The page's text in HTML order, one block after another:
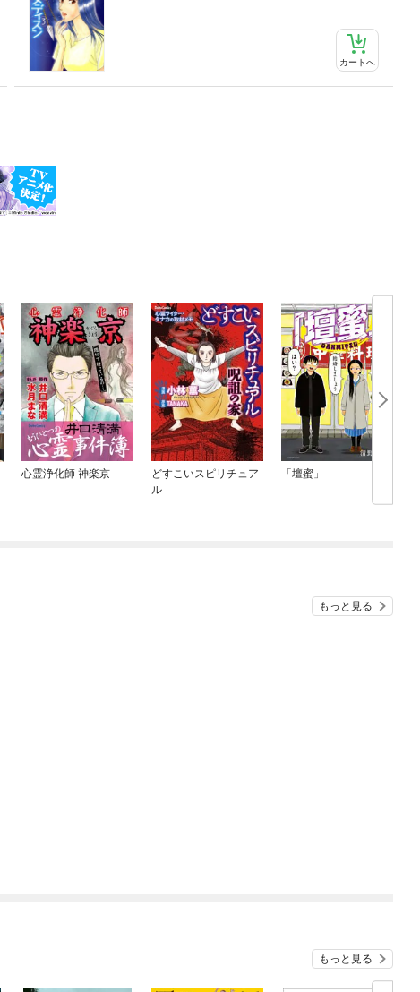
カートへ
心霊浄化師 神楽京
どすこいスピリチュア
ル
「壇蜜」
もっと見る
もっと見る